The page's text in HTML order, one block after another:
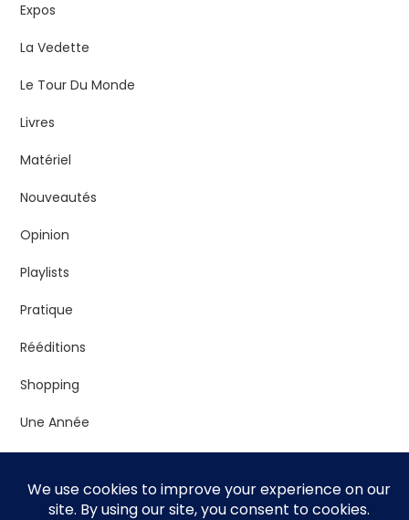
Expos
La Vedette
Le Tour Du Monde
Livres
Matériel
Nouveautés
Opinion
Playlists
Pratique
Rééditions
Shopping
Une Année